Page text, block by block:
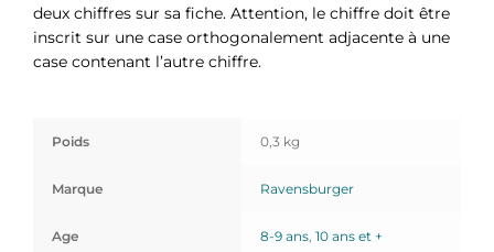
deux chiffres sur sa fiche. Attention, le chiffre doit être
inscrit sur une case orthogonalement adjacente à une
case contenant l’autre chiffre.
Poids 0,3 kg
Marque Ravensburger
Age 8-9 ans, 10 ans et +